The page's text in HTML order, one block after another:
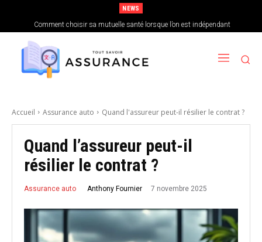
NEWS
Comment choisir sa mutuelle santé lorsque l’on est indépendant
Accueil Assurance auto Quand l'assureur peut-il résilier le contrat ?
Quand l’assureur peut-il
résilier le contrat ?
Assurance auto Anthony Fournier 7 novembre 2025